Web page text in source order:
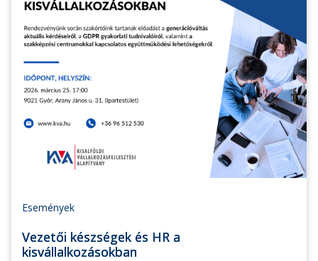
Események
Vezetői készségek és HR a
kisvállalkozásokban